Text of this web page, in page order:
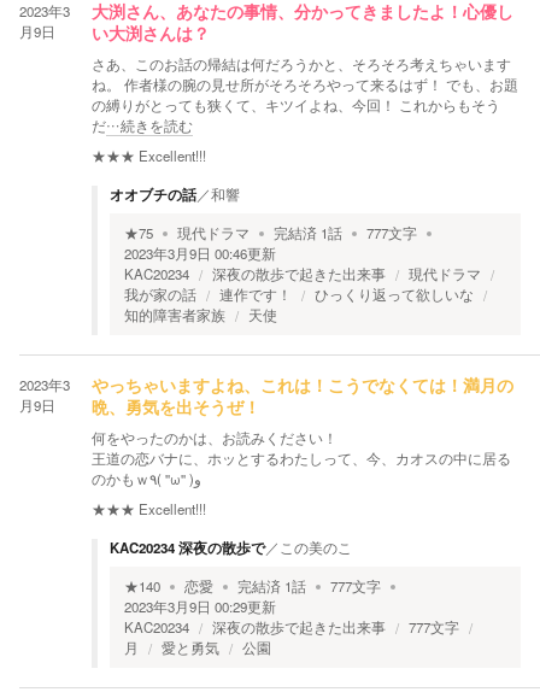
2023年3
月9日
大渕さん、あなたの事情、分かってきましたよ！心優し
い大渕さんは？
さあ、このお話の帰結は何だろうかと、そろそろ考えちゃいます
ね。 作者様の腕の見せ所がそろそろやって来るはず！ でも、お題
の縛りがとっても狭くて、キツイよね、今回！ これからもそう
だ…続きを読む
★★★ Excellent!!!
オオブチの話／和響
★75 現代ドラマ 完結済 1話 777文字
2023年3月9日 00:46更新
KAC20234
深夜の散歩で起きた出来事
現代ドラマ
我が家の話
連作です！
ひっくり返って欲しいな
知的障害者家族
天使
2023年3
月9日
やっちゃいますよね、これは！こうでなくては！満月の
晩、勇気を出そうぜ！
何をやったのかは、お読みください！
王道の恋バナに、ホッとするわたしって、今、カオスの中に居る
のかもｗ٩( ''ω'' )و
★★★ Excellent!!!
KAC20234 深夜の散歩で／ この美のこ
★140 恋愛 完結済 1話 777文字
2023年3月9日 00:29更新
KAC20234
深夜の散歩で起きた出来事
777文字
月
愛と勇気 公園